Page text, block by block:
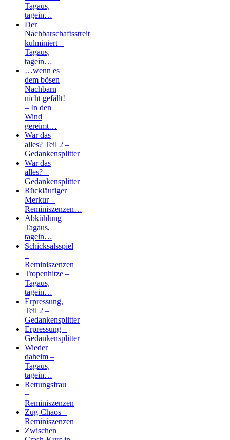
Tagaus,
tagein…
Der
Nachbarschaftsstreit
kulminiert –
Tagaus,
tagein…
…wenn es
dem bösen
Nachbarn
nicht gefällt!
– In den
Wind
gereimt…
War das
alles? Teil 2 –
Gedankensplitter
War das
alles? –
Gedankensplitter
Rückläufiger
Merkur –
Reminiszenzen…
Abkühlung –
Tagaus,
tagein…
Schicksalsspiel
–
Reminiszenzen
Tropenhitze –
Tagaus,
tagein…
Erpressung,
Teil 2 –
Gedankensplitter
Erpressung –
Gedankensplitter
Wieder
daheim –
Tagaus,
tagein…
Rettungsfrau
–
Reminiszenzen
Zug-Chaos –
Reminiszenzen
Zwischen